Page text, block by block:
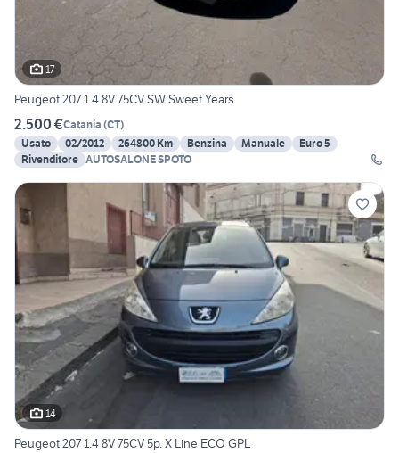
17
Peugeot 207 1.4 8V 75CV SW Sweet Years
2.500 €Catania (CT)
Usato
02/2012 264800 Km Benzina Manuale
Euro 5
Rivenditore AUTOSALONE SPOTO
14
Peugeot 207 1.4 8V 75CV 5p. X Line ECO GPL